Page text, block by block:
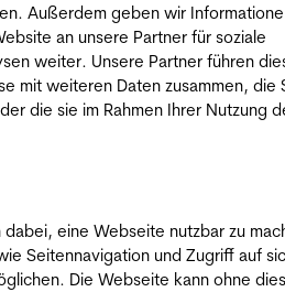
Außerdem geben wir
an unsere Partner für soziale
weiter. Unsere Partner führen
mit weiteren Daten zusammen, die
die sie im Rahmen Ihrer Nutzung
eine Webseite nutzbar zu
Seitennavigation und Zugriff auf
Die Webseite kann ohne